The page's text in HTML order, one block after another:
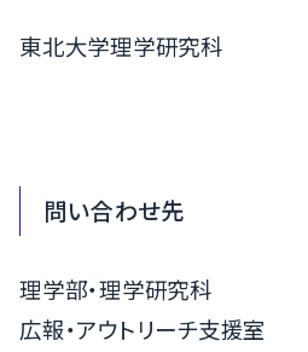
東北大学理学研究科
問い合わせ先
理学部・理学研究科
広報・アウトリーチ支援室